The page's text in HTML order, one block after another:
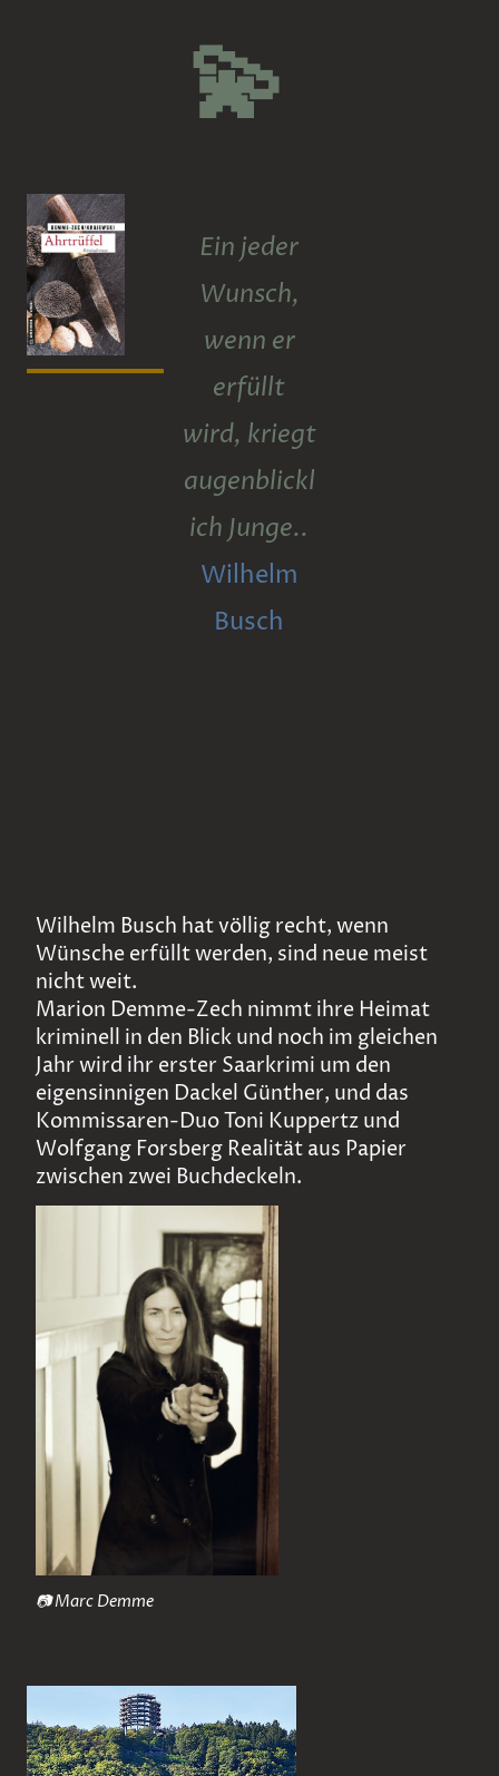
💫
Ein jeder
Wunsch,
wenn er
erfüllt
wird, kriegt
augenblickl
ich Junge..
Wilhelm
Busch
Wilhelm Busch hat völlig recht, wenn
Wünsche erfüllt werden, sind neue meist
nicht weit.
Marion Demme-Zech nimmt ihre Heimat
kriminell in den Blick und noch im gleichen
Jahr wird ihr erster Saarkrimi um den
eigensinnigen Dackel Günther, und das
Kommissaren-Duo Toni Kuppertz und
Wolfgang Forsberg Realität aus Papier
zwischen zwei Buchdeckeln.
📷 Marc Demme